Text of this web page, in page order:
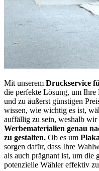
Mit unserem Druckservice
die perfekte Lösung, um
und zu äußerst günstigen
wissen, wie wichtig es ist,
auffällig zu sein, weshalb wir
Werbematerialien genau
zu gestalten. Ob es um
sorgen dafür, dass Ihre
als auch prägnant ist, um die
potenzielle Wähler effektiv